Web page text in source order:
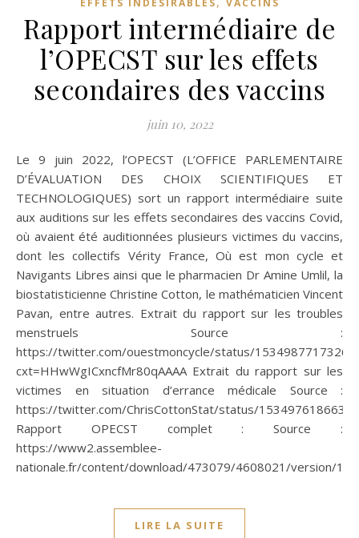
Rapport intermédiaire de
l’OPECST sur les effets
secondaires des vaccins
juin 10, 2022
Le 9 juin 2022, l’OPECST (L’OFFICE PARLEMENTAIRE
D’ÉVALUATION DES CHOIX SCIENTIFIQUES ET
TECHNOLOGIQUES) sort un rapport intermédiaire suite
aux auditions sur les effets secondaires des vaccins Covid,
où avaient été auditionnées plusieurs victimes du vaccins,
dont les collectifs Vérity France, Où est mon cycle et
Navigants Libres ainsi que le pharmacien Dr Amine Umlil, la
biostatisticienne Christine Cotton, le mathématicien Vincent
Pavan, entre autres. Extrait du rapport sur les troubles
menstruels Source :
https://twitter.com/ouestmoncycle/status/
cxt=HHwWgICxncfMr80qAAAA Extrait du rapport sur les
victimes en situation d’errance médicale Source :
https://twitter.com/ChrisCottonStat/status/
Rapport OPECST complet : Source :
https://www2.assemblee-
nationale.fr/content/download/473079/4608021/version/1/
LIRE LA SUITE